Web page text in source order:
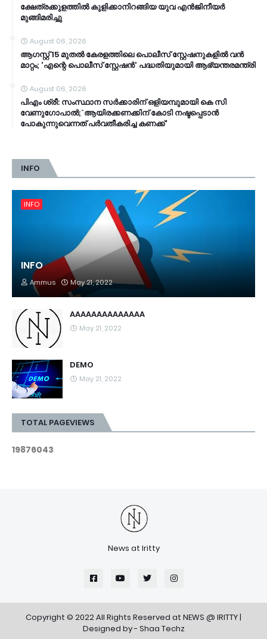
ക്ഷേത്രക്കുളത്തില്‍ കുളിക്കാനിറങ്ങിയ യുവ എൻജിനീയര്‍
മുങ്ങിമരിച്ചു
August 06, 2026
ആഗസ്റ്റ് 15 മുതൽ കേരളത്തിലെ പൊലീസ് സ്റ്റേഷനുകളിൽ വൻ
മാറ്റം; 'എന്റെ പൊലീസ് സ്റ്റേഷൻ' പദ്ധതിയുമായി ആഭ്യന്തരമന്ത്രി
August 06, 2026
പിഎം ശ്രീ: സംസ്ഥാന സര്‍ക്കാരിന് ഒളിയമ്പുമായി കെ സി
വേണുഗോപാല്‍;`ആയിരക്കണക്കിന് കോടി നഷ്ടപ്പെടാൻ
പോകുന്നുവെന്നത് പര്‍വതീകരിച്ച കണക്ക്'
INFO
INFO
INFO
Ammus May 21, 2022
AAAAAAAAAAAAAA
May 21, 2022
DEMO
May 21, 2022
TOTAL PAGEVIEWS
19876043
News at Iritty
Copyright © 2022 All Rights Reserved at NEWS @ IRITTY|
Designed by - Shaa Techz